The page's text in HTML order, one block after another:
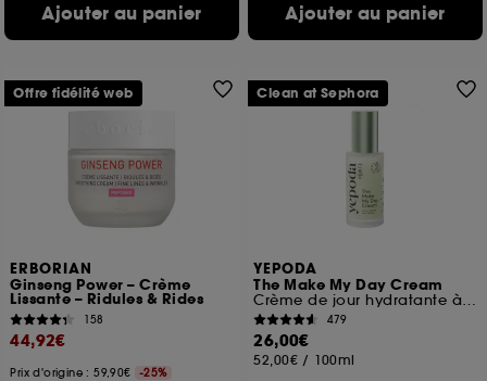
Ajouter au panier Ajouter au panier
ERBORIAN
Ginseng Power – Crème
Lissante – Ridules & Rides
158
44,92€
Prix d'origine : 59,90€ -25%
Offre fidélité web
YEPODA
The Make My Day Cream
Crème de jour hydratante à la Centella Asiatica
479
26,00€
52,00€ / 100ml
Clean at Sephora